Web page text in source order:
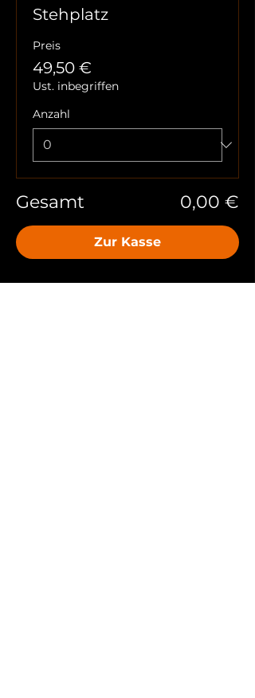
Stehplatz
Preis
49,50 €
Ust. inbegriffen
Anzahl
Gesamt 0,00 €
Zur Kasse